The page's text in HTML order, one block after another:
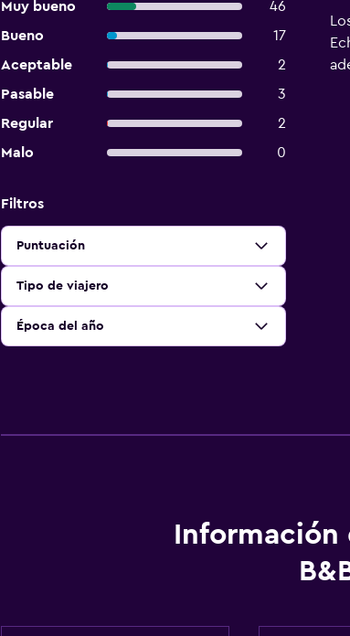
Muy bueno
46
Bueno
17
Aceptable
2
Pasable
3
Regular
2
Malo
0
Filtros
Puntuación
Tipo de viajero
Época del año
Información